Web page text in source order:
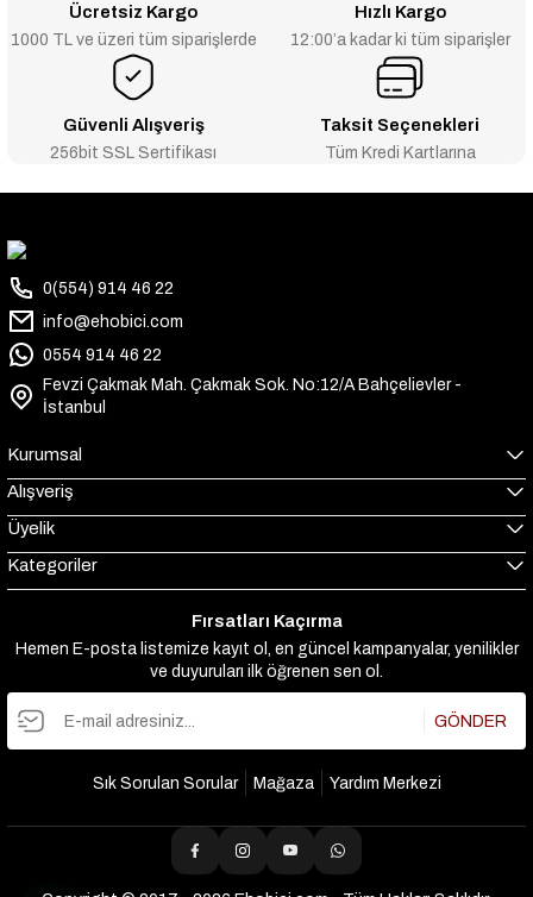
Ücretsiz Kargo
1000 TL ve üzeri tüm siparişlerde
Hızlı Kargo
12:00’a kadar ki tüm siparişler
Güvenli Alışveriş
256bit SSL Sertifikası
Taksit Seçenekleri
Tüm Kredi Kartlarına
0(554) 914 46 22
info@ehobici.com
0554 914 46 22
Fevzi Çakmak Mah. Çakmak Sok. No:12/A Bahçelievler -
İstanbul
Kurumsal
Alışveriş
Üyelik
Kategoriler
Fırsatları Kaçırma
Hemen E-posta listemize kayıt ol, en güncel kampanyalar, yenilikler
ve duyuruları ilk öğrenen sen ol.
GÖNDER
Sık Sorulan Sorular Mağaza Yardım Merkezi